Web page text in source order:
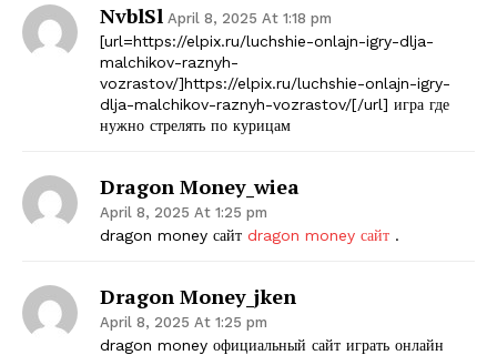
NvblSl April 8, 2025 At 1:18 pm
[url=https://elpix.ru/luchshie-onlajn-igry-dlja-
malchikov-raznyh-
vozrastov/]https://elpix.ru/luchshie-onlajn-igry-
dlja-malchikov-raznyh-vozrastov/[/url] игра где
нужно стрелять по курицам
Dragon Money_wiea
April 8, 2025 At 1:25 pm
dragon money сайт dragon money сайт .
Dragon Money_jken
April 8, 2025 At 1:25 pm
dragon money официальный сайт играть онлайн